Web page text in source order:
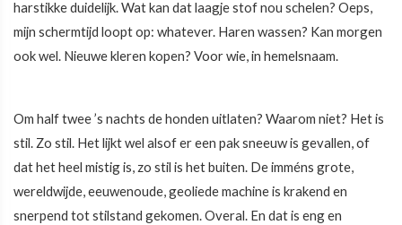
harstikke duidelijk. Wat kan dat laagje stof nou schelen? Oeps,
mijn schermtijd loopt op: whatever. Haren wassen? Kan morgen
ook wel. Nieuwe kleren kopen? Voor wie, in hemelsnaam.
Om half twee ’s nachts de honden uitlaten? Waarom niet? Het is
stil. Zo stil. Het lijkt wel alsof er een pak sneeuw is gevallen, of
dat het heel mistig is, zo stil is het buiten. De imméns grote,
wereldwijde, eeuwenoude, geoliede machine is krakend en
snerpend tot stilstand gekomen. Overal. En dat is eng en